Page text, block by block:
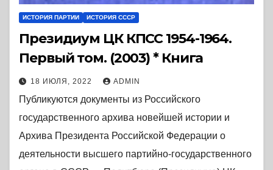
ИСТОРИЯ ПАРТИИ ИСТОРИЯ СССР
Президиум ЦК КПСС 1954-1964.
Первый том. (2003) * Книга
18 ИЮЛЯ, 2022 ADMIN
Публикуются документы из Российского
государственного архива новейшей истории и
Архива Президента Российской Федерации о
деятельности высшего партийно-государственного